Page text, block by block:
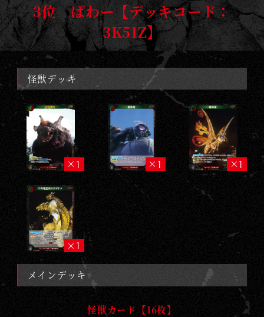
3位 ぱわー【デッキコード：
3K51Z】
怪獣デッキ
1 1 1
1
メインデッキ
怪獣カード【16枚】